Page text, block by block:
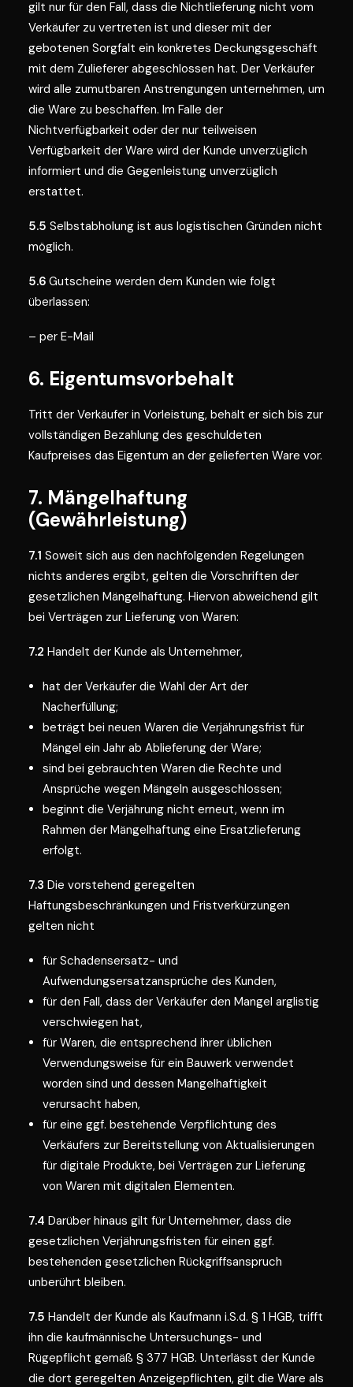
gilt nur für den Fall, dass die Nichtlieferung nicht vom
Verkäufer zu vertreten ist und dieser mit der
gebotenen Sorgfalt ein konkretes Deckungsgeschäft
mit dem Zulieferer abgeschlossen hat. Der Verkäufer
wird alle zumutbaren Anstrengungen unternehmen, um
die Ware zu beschaffen. Im Falle der
Nichtverfügbarkeit oder der nur teilweisen
Verfügbarkeit der Ware wird der Kunde unverzüglich
informiert und die Gegenleistung unverzüglich
erstattet.
5.5 Selbstabholung ist aus logistischen Gründen nicht
möglich.
5.6 Gutscheine werden dem Kunden wie folgt
überlassen:
– per E-Mail
6. Eigentumsvorbehalt
Tritt der Verkäufer in Vorleistung, behält er sich bis zur
vollständigen Bezahlung des geschuldeten
Kaufpreises das Eigentum an der gelieferten Ware vor.
7. Mängelhaftung
(Gewährleistung)
7.1 Soweit sich aus den nachfolgenden Regelungen
nichts anderes ergibt, gelten die Vorschriften der
gesetzlichen Mängelhaftung. Hiervon abweichend gilt
bei Verträgen zur Lieferung von Waren:
7.2 Handelt der Kunde als Unternehmer,
hat der Verkäufer die Wahl der Art der
Nacherfüllung;
beträgt bei neuen Waren die Verjährungsfrist für
Mängel ein Jahr ab Ablieferung der Ware;
sind bei gebrauchten Waren die Rechte und
Ansprüche wegen Mängeln ausgeschlossen;
beginnt die Verjährung nicht erneut, wenn im
Rahmen der Mängelhaftung eine Ersatzlieferung
erfolgt.
7.3 Die vorstehend geregelten
Haftungsbeschränkungen und Fristverkürzungen
gelten nicht
für Schadensersatz- und
Aufwendungsersatzansprüche des Kunden,
für den Fall, dass der Verkäufer den Mangel arglistig
verschwiegen hat,
für Waren, die entsprechend ihrer üblichen
Verwendungsweise für ein Bauwerk verwendet
worden sind und dessen Mangelhaftigkeit
verursacht haben,
für eine ggf. bestehende Verpflichtung des
Verkäufers zur Bereitstellung von Aktualisierungen
für digitale Produkte, bei Verträgen zur Lieferung
von Waren mit digitalen Elementen.
7.4 Darüber hinaus gilt für Unternehmer, dass die
gesetzlichen Verjährungsfristen für einen ggf.
bestehenden gesetzlichen Rückgriffsanspruch
unberührt bleiben.
7.5 Handelt der Kunde als Kaufmann i.S.d. § 1 HGB, trifft
ihn die kaufmännische Untersuchungs- und
Rügepflicht gemäß § 377 HGB. Unterlässt der Kunde
die dort geregelten Anzeigepflichten, gilt die Ware als